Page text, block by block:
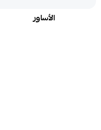
الأساور